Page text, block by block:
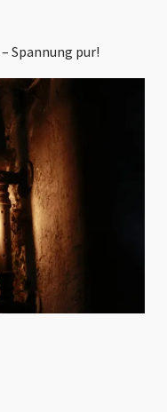
Spannung pur!